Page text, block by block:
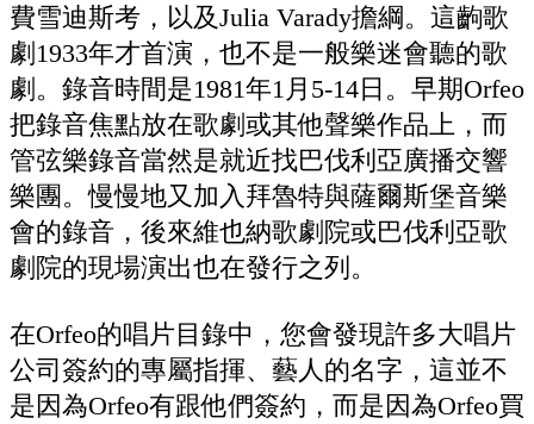
費雪迪斯考，以及Julia Varady擔綱。這齣歌
劇1933年才首演，也不是一般樂迷會聽的歌
劇。錄音時間是1981年1月5-14日。早期Orfeo
把錄音焦點放在歌劇或其他聲樂作品上，而
管弦樂錄音當然是就近找巴伐利亞廣播交響
樂團。慢慢地又加入拜魯特與薩爾斯堡音樂
會的錄音，後來維也納歌劇院或巴伐利亞歌
劇院的現場演出也在發行之列。
在Orfeo的唱片目錄中，您會發現許多大唱片
公司簽約的專屬指揮、藝人的名字，這並不
是因為Orfeo有跟他們簽約，而是因為Orfeo買